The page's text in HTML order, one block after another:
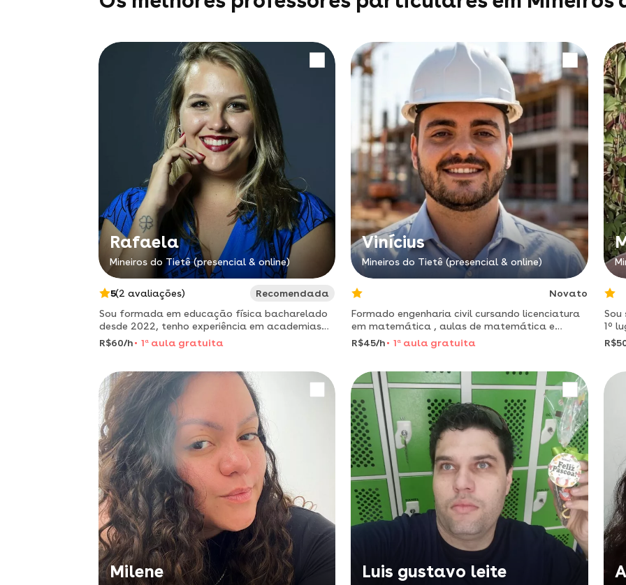
Rafaela
Mineiros do Tietê (presencial & online)
5(2 avaliações)
Recomendada
Sou formada em educação física bacharelado
desde 2022, tenho experiência em academias
como personal trainer, aulas de jump,funcional,
step,alongamentos e localizada.
R$60/h 1 a aula gratuita
Vinícius
Mineiros do Tietê (presencial & online)
Novato
Formado engenharia civil cursando licenciatura
em matemática , aulas de matemática e
outros temas relacionados com muita didática
e foco nos objetivos.
R$45/h 1 a aula gratuita
Sou
1º
Milene Luis gustavo leite